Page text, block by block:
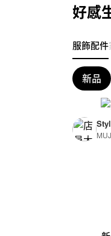
好感
服飾配件
新品
or